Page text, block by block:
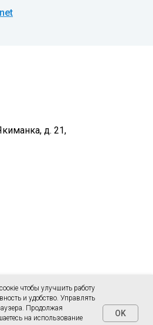
чтобы улучшить работу
и удобство. Управлять
Продолжая
на использование
OK
д. 21,
для бизнеса. Все права защищены